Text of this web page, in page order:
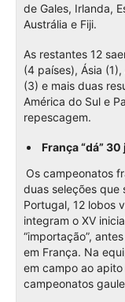
de Gales, Irlanda,
Austrália e Fiji.
As restantes 12
(4 países), Ásia
(3) e mais duas
América do Sul e
repescagem.
França “dá”
Os campeonatos
duas seleções que
Portugal, 12 lobos
integram o XV
“importação”,
em França. Na
em campo ao
campeonatos